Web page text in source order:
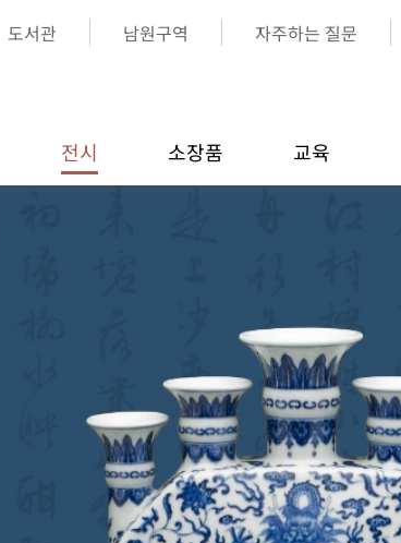
도서관 남원구역 자주하는 질문
전시 소장품 교육